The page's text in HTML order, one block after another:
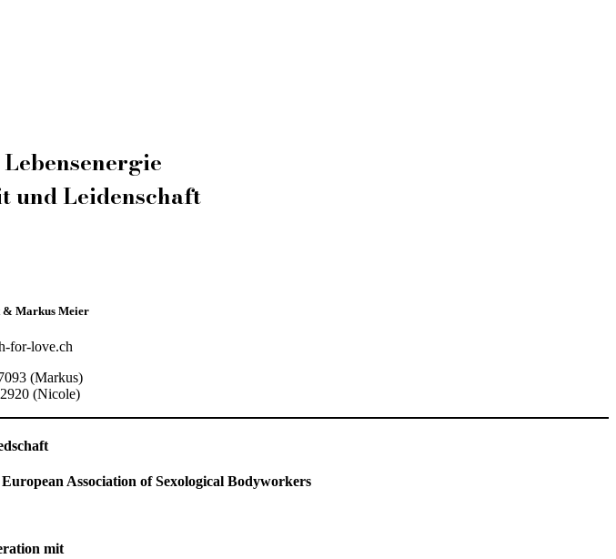
Leidenschaft
Markus Meier
for-love.ch
(Markus)
(Nicole)
Association of Sexological Bodyworkers
mit